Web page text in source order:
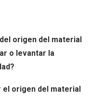
origen del material
o levantar la
el origen del material